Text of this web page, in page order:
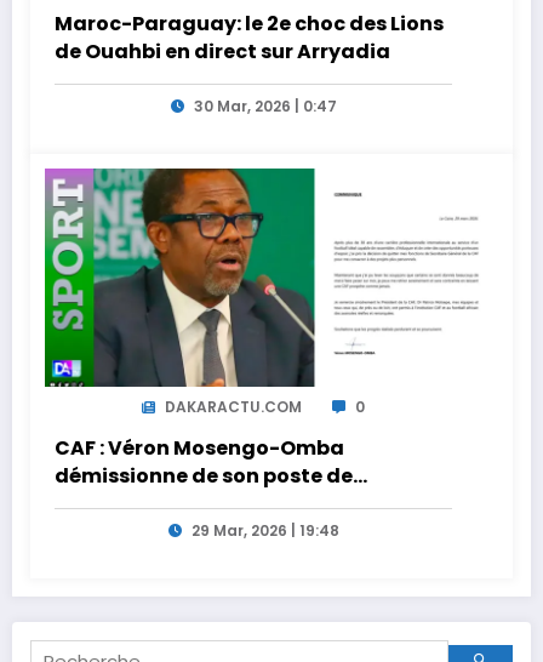
Maroc-Paraguay: le 2e choc des Lions
de Ouahbi en direct sur Arryadia
30 Mar, 2026 | 0:47
DAKARACTU.COM 0
CAF : Véron Mosengo-Omba
démissionne de son poste de
Secrétaire Général
29 Mar, 2026 | 19:48